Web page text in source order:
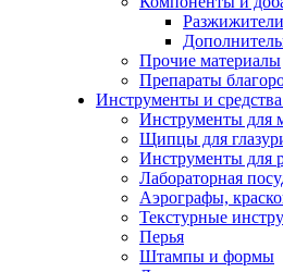
Прочие материалы
Препараты
Инструменты и
Инструменты для
Щипцы для
Инструменты для
Лабораторная
Аэрографы,
Текстурные
Перья
Штампы и формы